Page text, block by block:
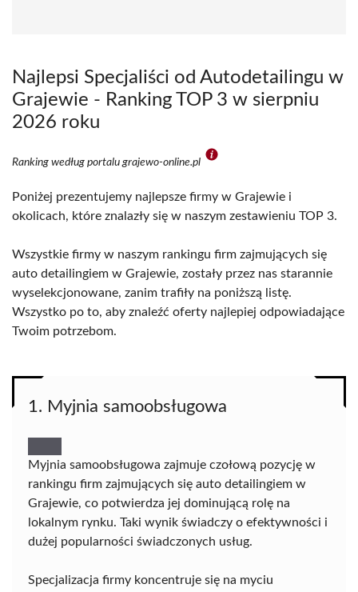
Najlepsi Specjaliści od Autodetailingu w
Grajewie - Ranking TOP 3 w sierpniu
2026 roku
Ranking według portalu grajewo-online.pl
Poniżej prezentujemy najlepsze firmy w Grajewie i
okolicach, które znalazły się w naszym zestawieniu TOP 3.
Wszystkie firmy w naszym rankingu firm zajmujących się
auto detailingiem w Grajewie, zostały przez nas starannie
wyselekcjonowane, zanim trafiły na poniższą listę.
Wszystko po to, aby znaleźć oferty najlepiej odpowiadające
Twoim potrzebom.
1. Myjnia samoobsługowa
Myjnia samoobsługowa zajmuje czołową pozycję w
rankingu firm zajmujących się auto detailingiem w
Grajewie, co potwierdza jej dominującą rolę na
lokalnym rynku. Taki wynik świadczy o efektywności i
dużej popularności świadczonych usług.
Specjalizacja firmy koncentruje się na myciu